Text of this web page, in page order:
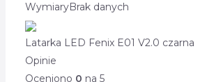
WymiaryBrak danych
Latarka LED Fenix E01 V2.0 czarna
Opinie
Oceniono 0 na 5